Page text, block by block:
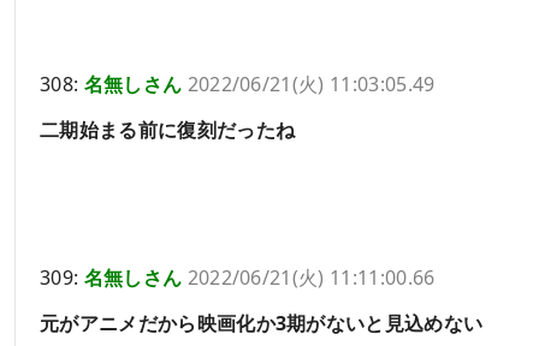
308: 名無しさん 2022/06/21(火) 11:03:05.49
二期始まる前に復刻だったね
309: 名無しさん 2022/06/21(火) 11:11:00.66
元がアニメだから映画化か3期がないと見込めない